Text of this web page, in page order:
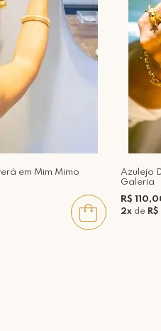
em Mim Mimo
Azulejo
Galeria
R$
2xde